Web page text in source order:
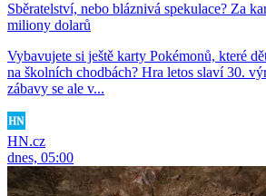
Sběratelství, nebo bláznivá spekulace? Za
miliony dolarů
Vybavujete si ještě karty Pokémonů, které
na školních chodbách? Hra letos slaví 30.
zábavy se ale v...
HN.cz
dnes, 05:00